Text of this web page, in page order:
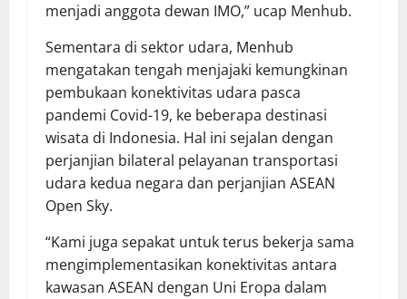
menjadi anggota dewan IMO,” ucap Menhub.
Sementara di sektor udara, Menhub
mengatakan tengah menjajaki kemungkinan
pembukaan konektivitas udara pasca
pandemi Covid-19, ke beberapa destinasi
wisata di Indonesia. Hal ini sejalan dengan
perjanjian bilateral pelayanan transportasi
udara kedua negara dan perjanjian ASEAN
Open Sky.
“Kami juga sepakat untuk terus bekerja sama
mengimplementasikan konektivitas antara
kawasan ASEAN dengan Uni Eropa dalam